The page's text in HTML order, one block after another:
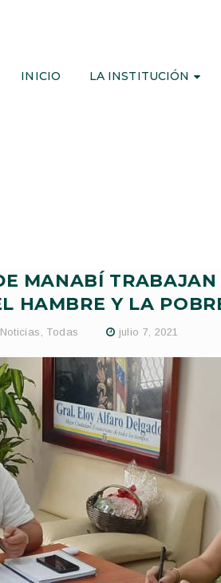
INICIO LA INSTITUCIÓN
MANABÍ
HAMBRE Y LA
Noticias , Todas julio 7, 2021